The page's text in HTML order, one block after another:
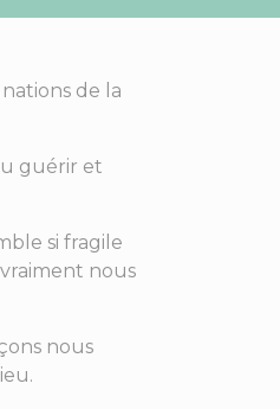
de la
guérir et
si fragile
nous
nous